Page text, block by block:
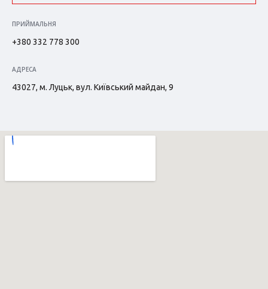
ПРИЙМАЛЬНЯ
+380 332 778 300
АДРЕСА
43027, м. Луцьк, вул. Київський майдан, 9